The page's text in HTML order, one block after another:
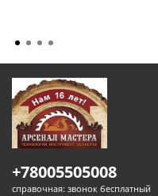
+78005505008
справочная: звонок бесплатный